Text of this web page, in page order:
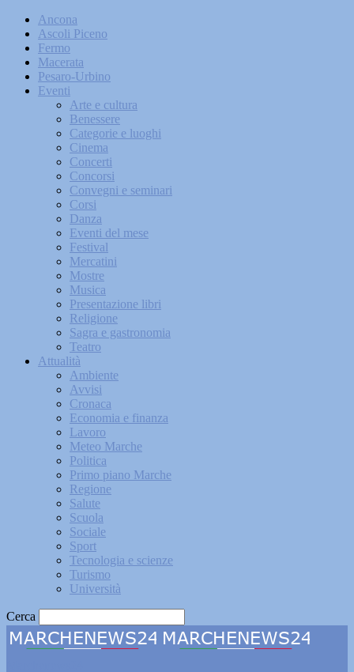
Ancona
Ascoli Piceno
Fermo
Macerata
Pesaro-Urbino
Eventi
Arte e cultura
Benessere
Categorie e luoghi
Cinema
Concerti
Concorsi
Convegni e seminari
Corsi
Danza
Eventi del mese
Festival
Mercatini
Mostre
Musica
Presentazione libri
Religione
Sagra e gastronomia
Teatro
Attualità
Ambiente
Avvisi
Cronaca
Economia e finanza
Lavoro
Meteo Marche
Politica
Primo piano Marche
Regione
Salute
Scuola
Sociale
Sport
Tecnologia e scienze
Turismo
Università
Cerca